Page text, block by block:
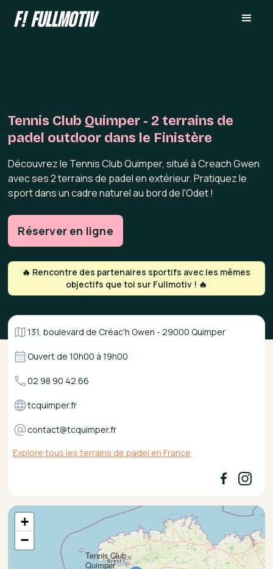
Tennis Club Quimper - 2 terrains de
padel outdoor dans le Finistère
Découvrez le Tennis Club Quimper, situé à Creach Gwen
avec ses 2 terrains de padel en extérieur. Pratiquez le
sport dans un cadre naturel au bord de l'Odet !
Réserver en ligne
🔥 Rencontre des partenaires sportifs avec les mêmes
objectifs que toi sur Fullmotiv ! 🔥
131, boulevard de Créac'h Gwen - 29000 Quimper
Ouvert de10h00 à19h00
02 98 90 42 66
tcquimper.fr
contact@tcquimper.fr
Explore tous les terrains de padel en France
Tennis Club
Quimper
×
+
−